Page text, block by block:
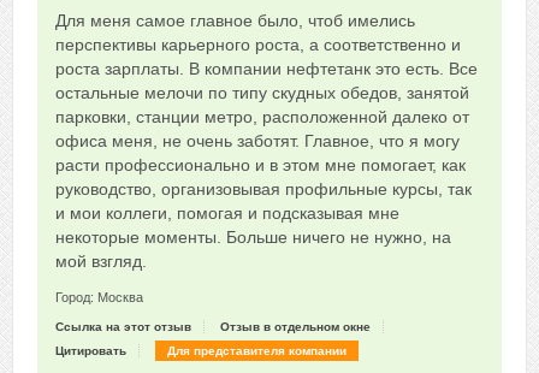
+3
Сказать друзьям об отзыве
Для меня самое главное было, чтоб имелись
перспективы карьерного роста, а соответственно и
роста зарплаты. В компании нефтетанк это есть. Все
остальные мелочи по типу скудных обедов, занятой
парковки, станции метро, расположенной далеко от
офиса меня, не очень заботят. Главное, что я могу
расти профессионально и в этом мне помогает, как
руководство, организовывая профильные курсы, так
и мои коллеги, помогая и подсказывая мне
некоторые моменты. Больше ничего не нужно, на
мой взгляд.
Город: Москва
Ссылка на этот отзыв
Отзыв в отдельном окне
Цитировать
Для представителя компании